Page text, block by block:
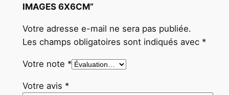
IMAGES 6X6CM”
Votre adresse e-mail ne sera pas publiée.
Les champs obligatoires sont indiqués avec *
Votre note *
Votre avis *